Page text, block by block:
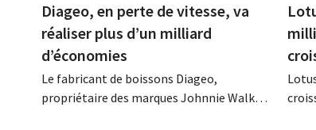
Diageo, en perte de vitesse, va
réaliser plus d’un milliard
d’économies
Le fabricant de boissons Diageo,
propriétaire des marques Johnnie Walker,